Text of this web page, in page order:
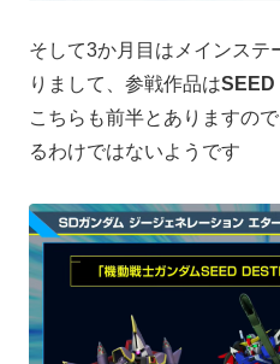
そして3か月目はメインステ
りまして、参戦作品はSEED
こちらも前半とありますの
るわけではないようです